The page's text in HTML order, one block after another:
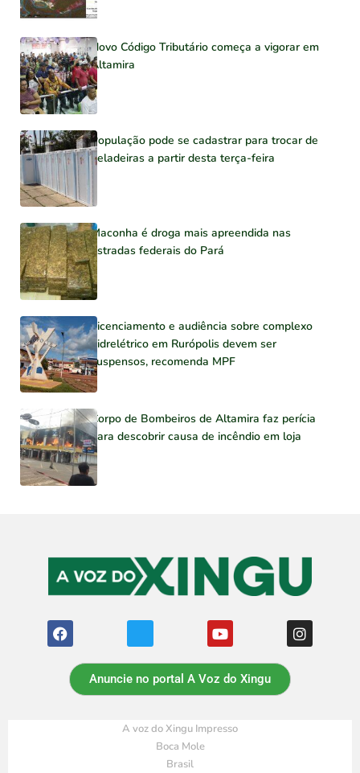
Novo Código Tributário começa a vigorar em
Altamira
População pode se cadastrar para trocar de
geladeiras a partir desta terça-feira
Maconha é droga mais apreendida nas
estradas federais do Pará
Licenciamento e audiência sobre complexo
hidrelétrico em Rurópolis devem ser
suspensos, recomenda MPF
Corpo de Bombeiros de Altamira faz perícia
para descobrir causa de incêndio em loja
Anuncie no portal A Voz do Xingu
A voz do Xingu Impresso
Boca Mole
Brasil